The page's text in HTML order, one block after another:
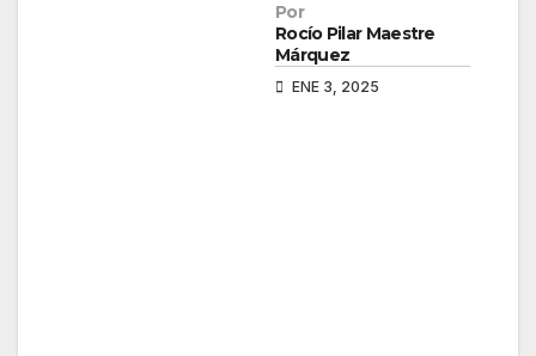
Por
Rocío Pilar Maestre
Márquez
ENE 3, 2025